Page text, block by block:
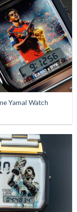
Yamal Watch